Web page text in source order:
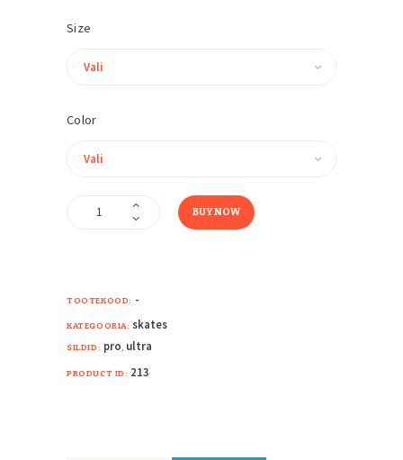
Size
Color
Tacks
BUY NOW
TOOTEKOOD: -
KATEGOORIA: skates
SILDID: pro ultra
PRODUCT ID: 213